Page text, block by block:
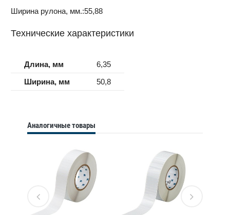
Ширина рулона, мм.:55,88
Технические характеристики
Длина, мм
6,35
Ширина, мм
50,8
Аналогичные товары